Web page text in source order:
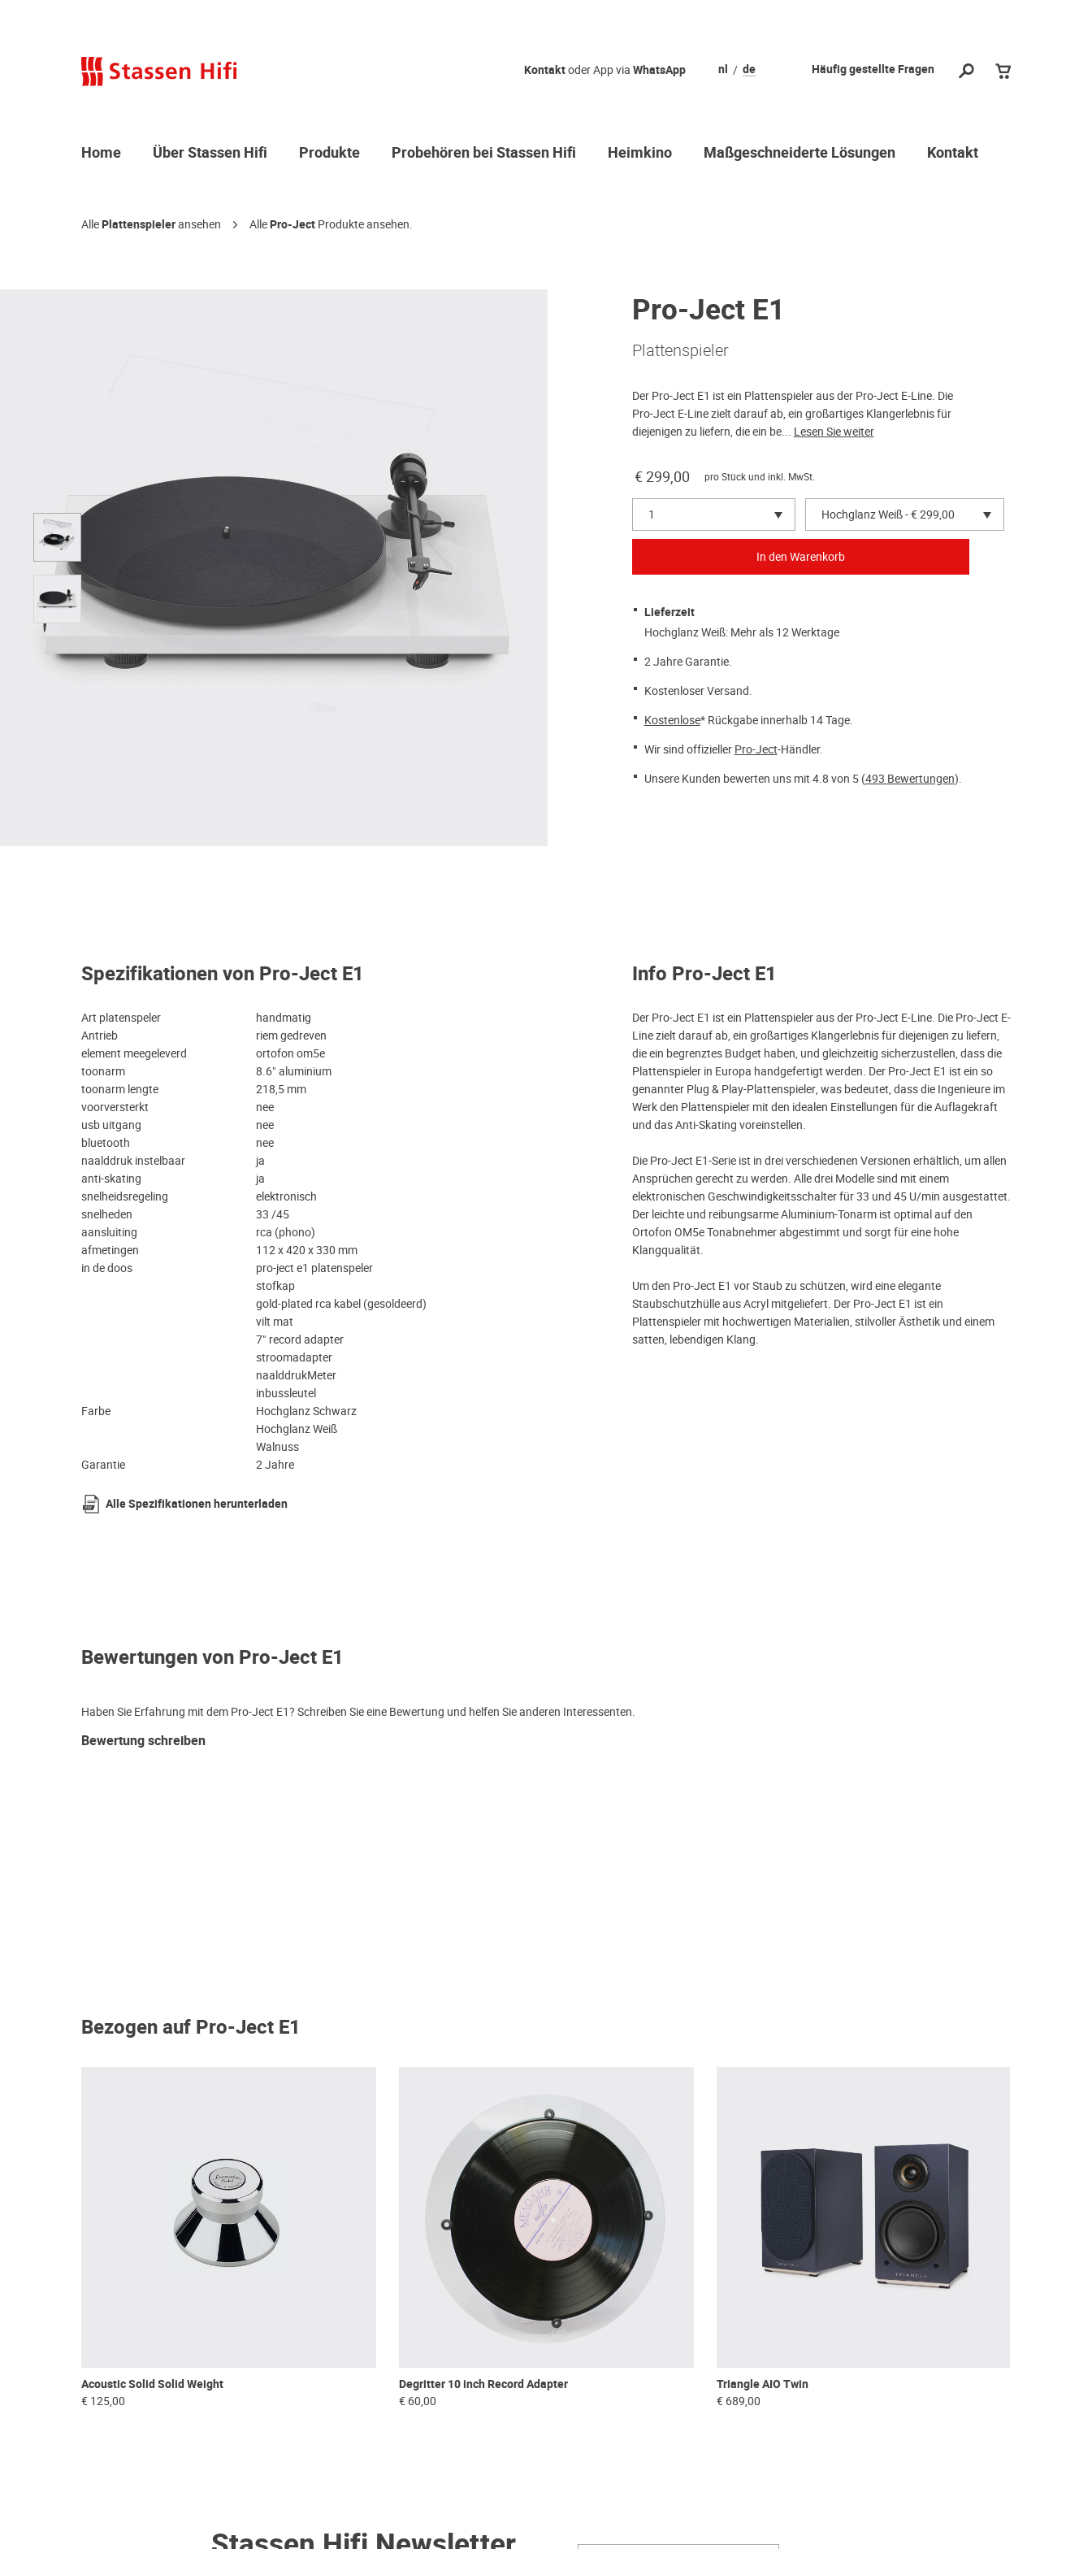
Häufig gestellte Fragen
nl de
Kontaktoder App via WhatsApp
Home Über Stassen Hifi Produkte Probehören bei Stassen Hifi Heimkino Maßgeschneiderte Lösungen Kontakt
AllePlattenspieleransehen AllePro-Ject Produkte ansehen.
Pro-Ject E1
Plattenspieler
Der Pro-Ject E1 ist ein Plattenspieler aus der Pro-Ject E-Line. Die
Pro-Ject E-Line zielt darauf ab, ein großartiges Klangerlebnis für
diejenigen zu liefern, die ein be... Lesen Sie weiter
€ 299,00 pro Stück und inkl. MwSt.
1 Hochglanz Weiß - € 299,00
Lieferzeit
Hochglanz Weiß: Mehr als 12 Werktage
2 Jahre Garantie.
Kostenloser Versand.
Kostenlose* Rückgabe innerhalb 14 Tage.
Wir sind offizieller Pro-Ject-Händler.
Unsere Kunden bewerten uns mit 4.8 von 5 (493 Bewertungen).
Spezifikationen von Pro-Ject E1
Art platenspeler
handmatig
Antrieb
riem gedreven
element meegeleverd
ortofon om5e
toonarm
8.6" aluminium
toonarm lengte
218,5 mm
voorversterkt
nee
usb uitgang
nee
bluetooth
nee
naalddruk instelbaar
ja
anti-skating
ja
snelheidsregeling
elektronisch
snelheden
33 /45
aansluiting
rca (phono)
afmetingen
112 x 420 x 330 mm
in de doos
pro-ject e1 platenspeler
stofkap
gold-plated rca kabel (gesoldeerd)
vilt mat
7" record adapter
stroomadapter
naalddrukMeter
inbussleutel
Farbe
Hochglanz Schwarz
Hochglanz Weiß
Walnuss
Garantie
2 Jahre
Alle Spezifikationen herunterladen
Info Pro-Ject E1
Der Pro-Ject E1 ist ein Plattenspieler aus der Pro-Ject E-Line. Die Pro-Ject E-
Line zielt darauf ab, ein großartiges Klangerlebnis für diejenigen zu liefern,
die ein begrenztes Budget haben, und gleichzeitig sicherzustellen, dass die
Plattenspieler in Europa handgefertigt werden. Der Pro-Ject E1 ist ein so
genannter Plug & Play-Plattenspieler, was bedeutet, dass die Ingenieure im
Werk den Plattenspieler mit den idealen Einstellungen für die Auflagekraft
und das Anti-Skating voreinstellen.
Die Pro-Ject E1-Serie ist in drei verschiedenen Versionen erhältlich, um allen
Ansprüchen gerecht zu werden. Alle drei Modelle sind mit einem
elektronischen Geschwindigkeitsschalter für 33 und 45 U/min ausgestattet.
Der leichte und reibungsarme Aluminium-Tonarm ist optimal auf den
Ortofon OM5e Tonabnehmer abgestimmt und sorgt für eine hohe
Klangqualität.
Um den Pro-Ject E1 vor Staub zu schützen, wird eine elegante
Staubschutzhülle aus Acryl mitgeliefert. Der Pro-Ject E1 ist ein
Plattenspieler mit hochwertigen Materialien, stilvoller Ästhetik und einem
satten, lebendigen Klang.
Bewertungen von Pro-Ject E1
Haben Sie Erfahrung mit dem Pro-Ject E1? Schreiben Sie eine Bewertung und helfen Sie anderen Interessenten.
Bewertung schreiben
Bezogen auf Pro-Ject E1
Acoustic Solid Solid Weight
€ 125,00
Degritter 10 inch Record Adapter
€ 60,00
Triangle AIO Twin
€ 689,00